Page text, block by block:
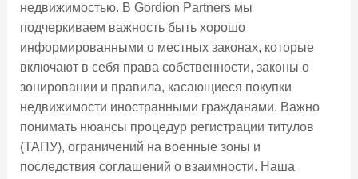
недвижимостью. В Gordion Partners мы
подчеркиваем важность быть хорошо
информированными о местных законах, которые
включают в себя права собственности, законы о
зонировании и правила, касающиеся покупки
недвижимости иностранными гражданами. Важно
понимать нюансы процедур регистрации титулов
(ТАПУ), ограничений на военные зоны и
последствия соглашений о взаимности. Наша